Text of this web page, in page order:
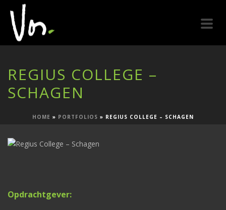
REGIUS COLLEGE –
SCHAGEN
HOME » PORTFOLIOS » REGIUS COLLEGE – SCHAGEN
Opdrachtgever: